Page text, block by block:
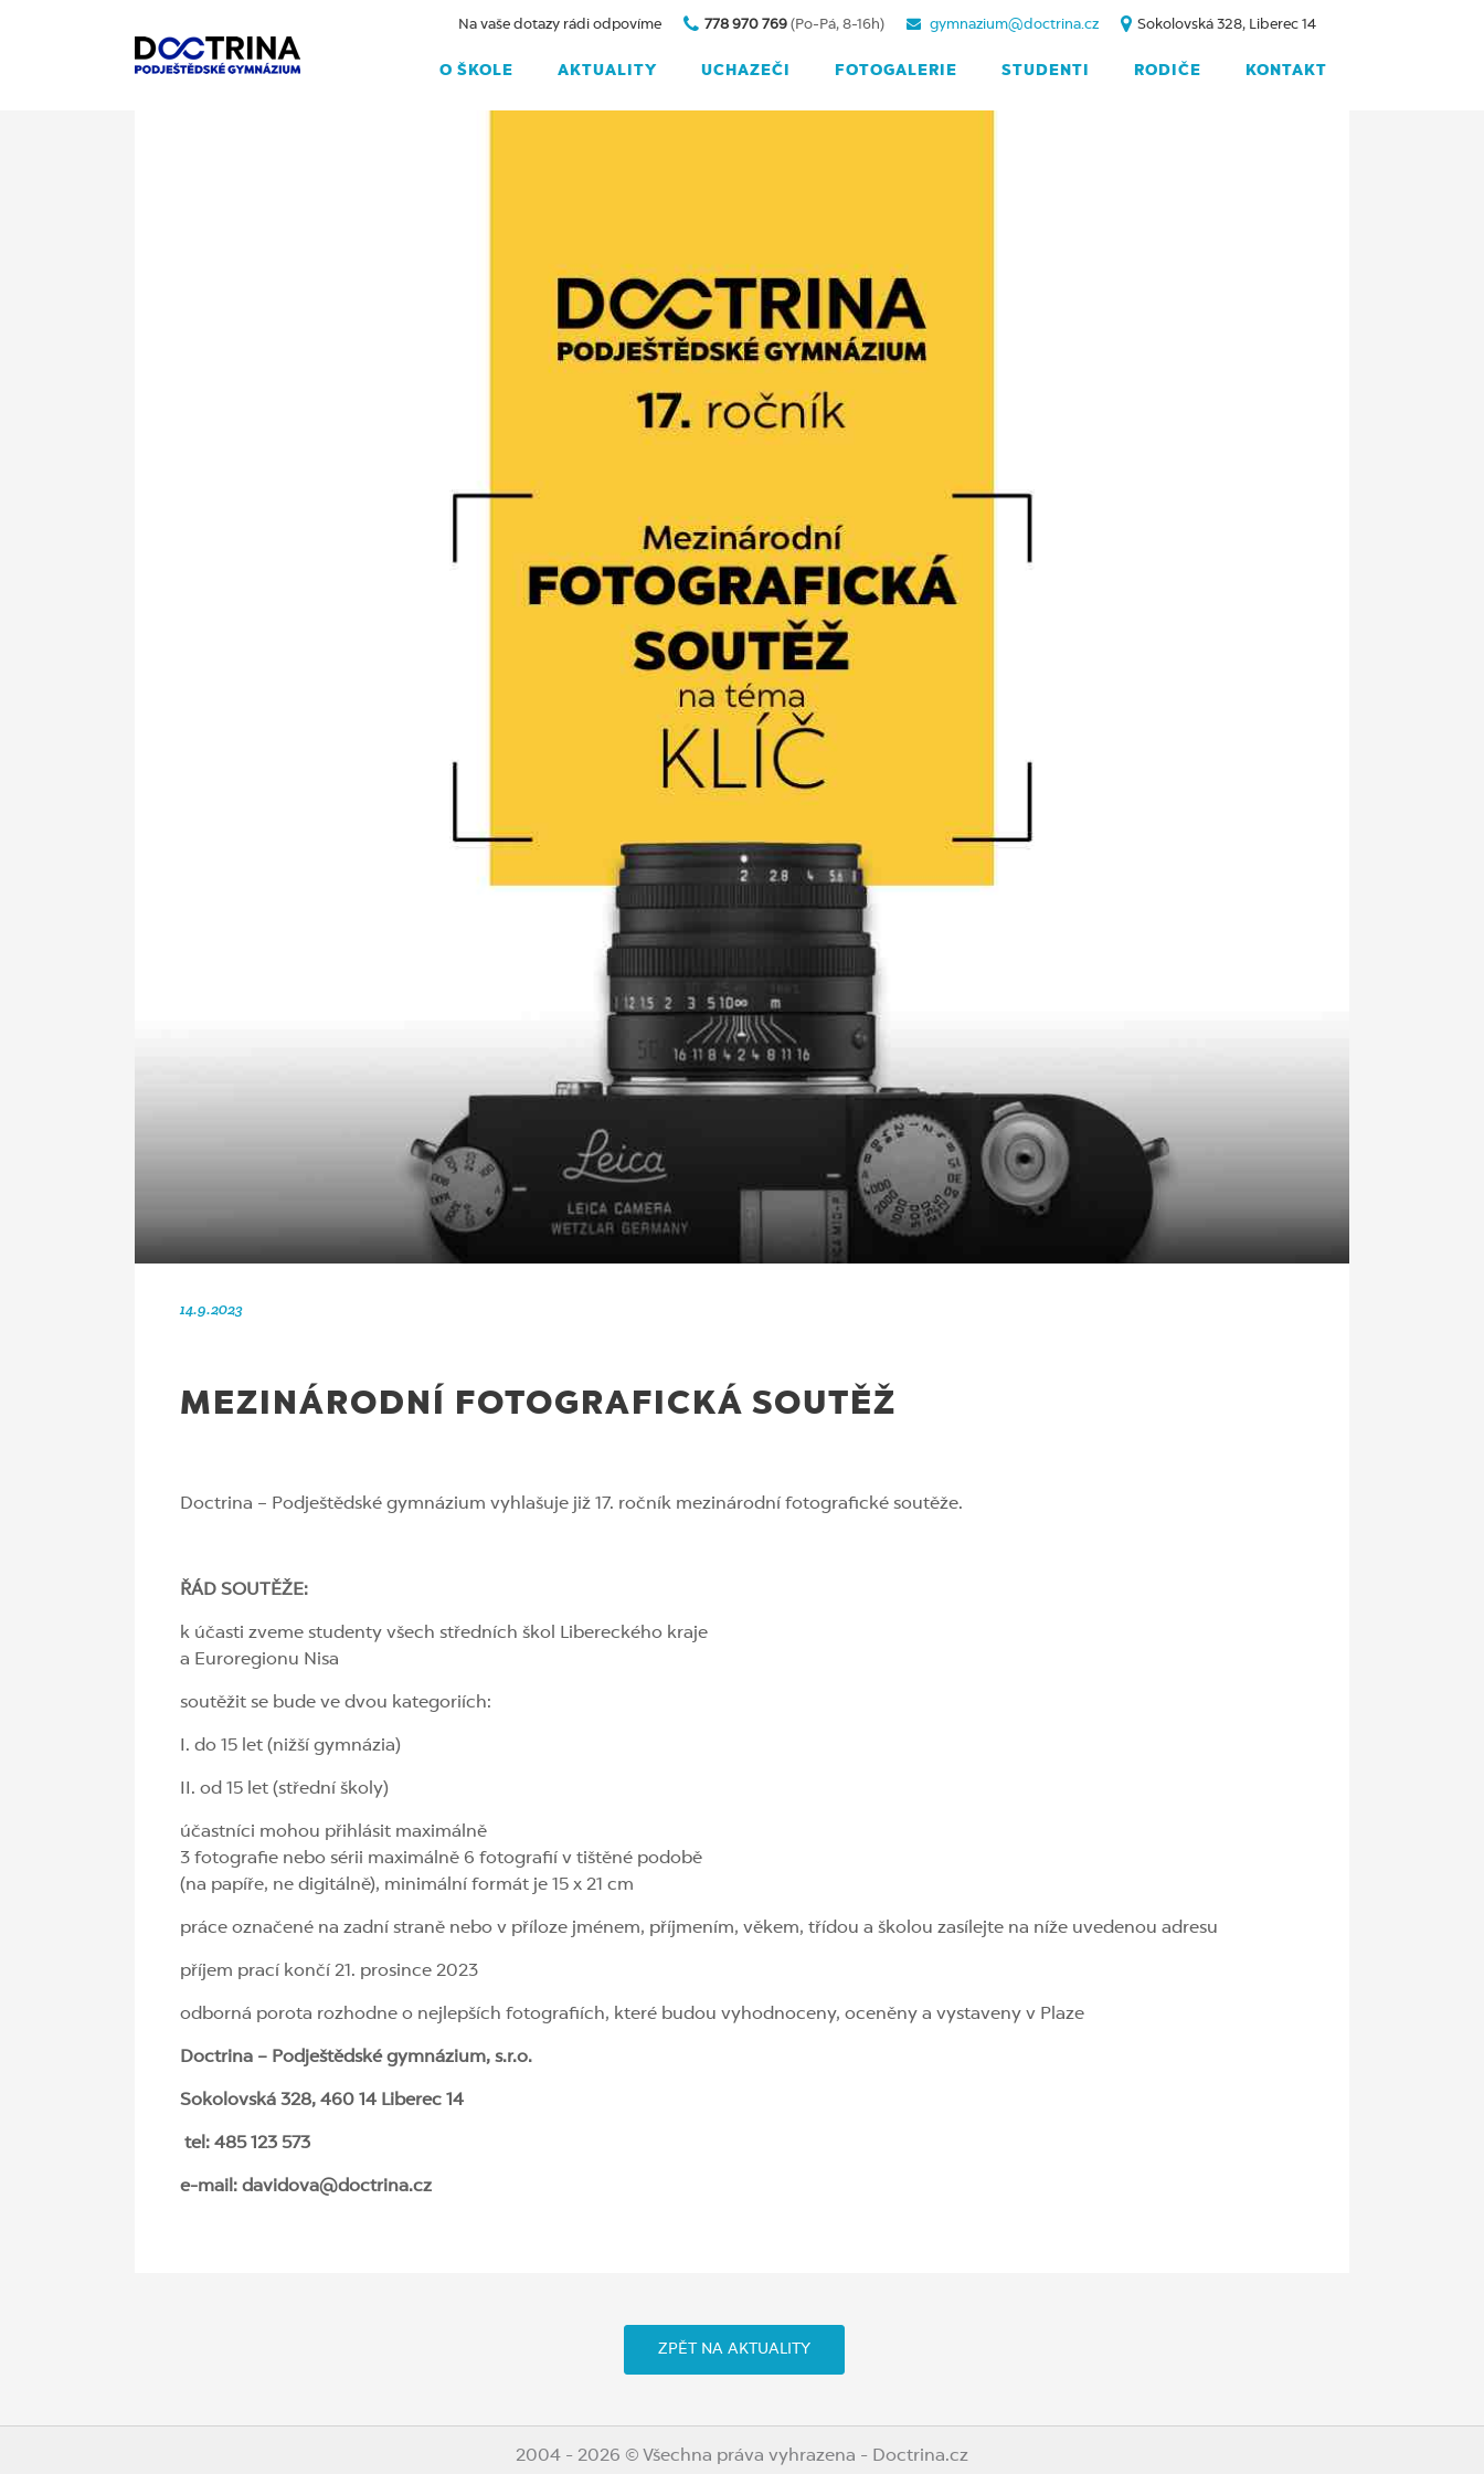
O ŠKOLE AKTUALITY UCHAZEČI FOTOGALERIE STUDENTI RODIČE KONTAKT
Na vaše dotazy rádi odpovíme 778 970 769 (Po-Pá, 8-16h) gymnazium@doctrina.cz Sokolovská 328, Liberec 14
14.9.2023
MEZINÁRODNÍ FOTOGRAFICKÁ SOUTĚŽ
Doctrina – Podještědské gymnázium vyhlašuje již 17. ročník mezinárodní fotografické soutěže.
ŘÁD SOUTĚŽE:
k účasti zveme studenty všech středních škol Libereckého kraje
a Euroregionu Nisa
soutěžit se bude ve dvou kategoriích:
I. do 15 let (nižší gymnázia)
II. od 15 let (střední školy)
účastníci mohou přihlásit maximálně
3 fotografie nebo sérii maximálně 6 fotografií v tištěné podobě
(na papíře, ne digitálně), minimální formát je 15 x 21 cm
práce označené na zadní straně nebo v příloze jménem, příjmením, věkem, třídou a školou zasílejte na níže uvedenou adresu
příjem prací končí 21. prosince 2023
odborná porota rozhodne o nejlepších fotografiích, které budou vyhodnoceny, oceněny a vystaveny v Plaze
Doctrina – Podještědské gymnázium, s.r.o.
Sokolovská 328, 460 14 Liberec 14
tel: 485 123 573
e-mail: davidova@doctrina.cz
ZPĚT NA AKTUALITY
2004 - 2026 © Všechna práva vyhrazena - Doctrina.cz